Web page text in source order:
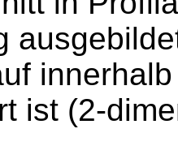
ist (2-